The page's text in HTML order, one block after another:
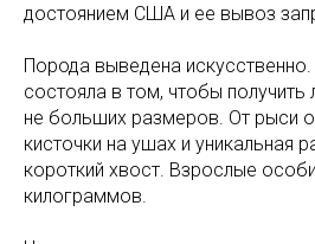
достоянием США и ее вывоз
Порода выведена
состояла в том, чтобы
не больших размеров. От рыси
кисточки на ушах и уникальная
короткий хвост. Взрослые
килограммов.